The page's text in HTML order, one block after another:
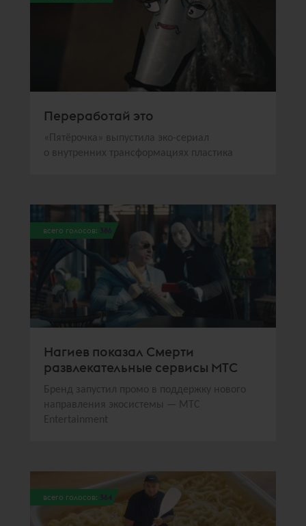
Переработай это
«Пятёрочка» выпустила эко-сериал
о внутренних трансформациях пластика
всего голосов: 386
Нагиев показал Смерти
развлекательные сервисы МТС
Бренд запустил промо в поддержку нового
направления экосистемы — МТС
Entertainment
всего голосов: 364